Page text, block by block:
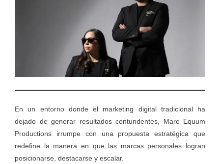
En un entorno donde el marketing digital tradicional ha
dejado de generar resultados contundentes, Mare Equum
Productions irrumpe con una propuesta estratégica que
redefine la manera en que las marcas personales logran
posicionarse, destacarse y escalar.